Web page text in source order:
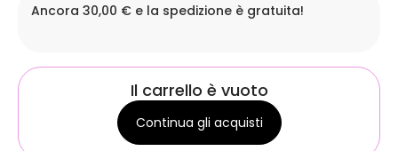
Ancora 30,00 € e la spedizione è gratuita!
Il carrello è vuoto
Continua gli acquisti